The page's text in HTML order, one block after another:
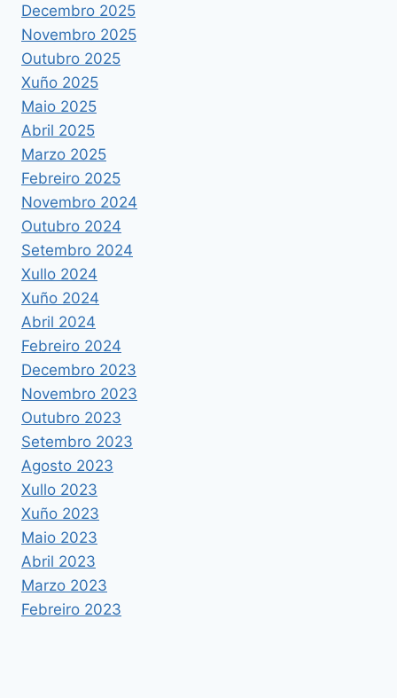
Decembro 2025
Novembro 2025
Outubro 2025
Xuño 2025
Maio 2025
Abril 2025
Marzo 2025
Febreiro 2025
Novembro 2024
Outubro 2024
Setembro 2024
Xullo 2024
Xuño 2024
Abril 2024
Febreiro 2024
Decembro 2023
Novembro 2023
Outubro 2023
Setembro 2023
Agosto 2023
Xullo 2023
Xuño 2023
Maio 2023
Abril 2023
Marzo 2023
Febreiro 2023